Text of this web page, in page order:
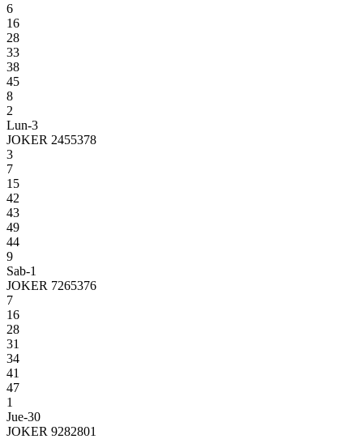
6
16
28
33
38
45
8
2
Lun-3
JOKER 2455378
3
7
15
42
43
49
44
9
Sab-1
JOKER 7265376
7
16
28
31
34
41
47
1
Jue-30
JOKER 9282801